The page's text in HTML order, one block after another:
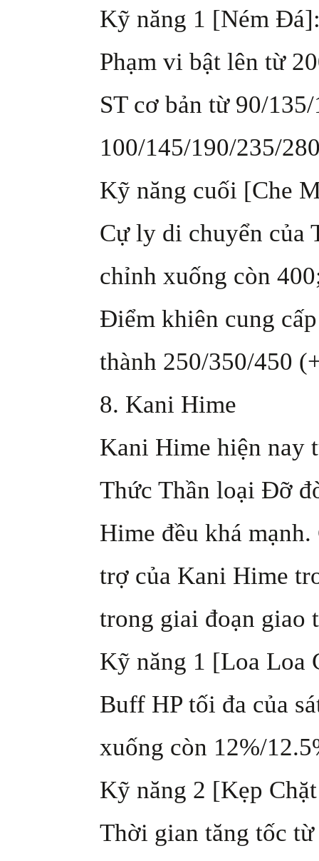
Kỹ năng 1 [Ném
Phạm vi bật lên từ
ST cơ bản từ 90/
100/145/190/235/
Kỹ năng cuối [Che
Cự ly di chuyển của
chỉnh xuống còn
Điểm khiên cung
thành 250/350/450
8. Kani Hime
Kani Hime hiện nay
Thức Thần loại Đỡ
Hime đều khá
trợ của Kani Hime
trong giai đoạn giao
Kỹ năng 1 [Loa Loa
Buff HP tối đa của
xuống còn 12%/
Kỹ năng 2 [Kẹp
Thời gian tăng tốc